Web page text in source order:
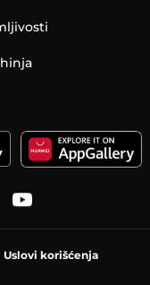
Uslovi korišćenja